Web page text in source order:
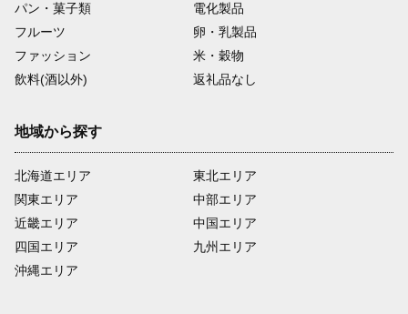
パン・菓子類
電化製品
フルーツ
卵・乳製品
ファッション
米・穀物
飲料(酒以外)
返礼品なし
地域から探す
北海道エリア
関東エリア
近畿エリア
四国エリア
沖縄エリア
東北エリア
中部エリア
中国エリア
九州エリア